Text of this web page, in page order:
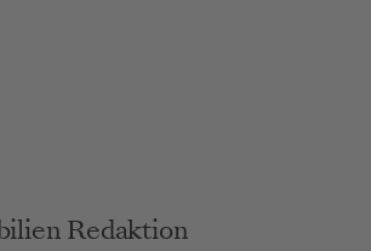
Redaktion